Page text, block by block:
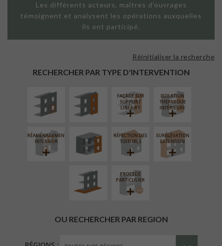
Les différents acteurs, maîtres d'ouvrages
témoignent et analysent les opérations auxquelles
ils ont participé.
RECHERCHER PAR TYPE D'INTERVENTION
Réinitialiser la recherche
EXTÉRIEURE
FAÇADE SUR
SUPPORT
LINÉAIRE
ISOLATION
THERMIQUE
INTÉRIEURE
RÉAMÉNAGEMENT
INTÉRIEUR
FERMETURE
LOGGIAS
RÉFECTION DES
TOITURES
SURÉLÉVATION
EXTENSION
AMÉNAGEMENT
EXTÉRIEUR
PROCÉDÉ
PARTICULIER
OU RECHERCHER PAR REGION